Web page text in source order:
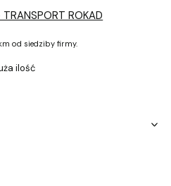
ROKAD
od siedziby firmy.
ilość